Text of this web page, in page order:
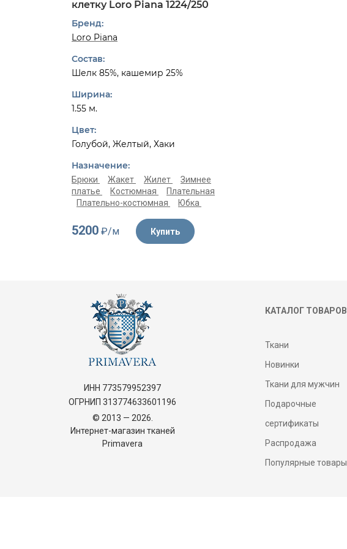
клетку Loro Piana 1224/250
Бренд:
Loro Piana
Состав:
Шелк 85%, кашемир 25%
Ширина:
1.55 м.
Цвет:
Голубой, Желтый, Хаки
Назначение:
Брюки Жакет Жилет
Зимнее
платье
Костюмная
Плательная
Плательно-костюмная
Юбка
5200 ₽/м Купить
ИНН 773579952397
ОГРНИП 313774633601196
© 2013 — 2026.
Интернет-магазин тканей
Primavera
КАТАЛОГ ТОВАРОВ
Ткани
Новинки
Ткани для мужчин
Подарочные
сертификаты
Распродажа
Популярные товары